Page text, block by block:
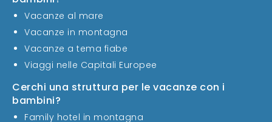
Vacanze al mare
Vacanze in montagna
Vacanze a tema fiabe
Viaggi nelle Capitali Europee
Cerchi una struttura per le vacanze con i
bambini?
Family hotel in montagna